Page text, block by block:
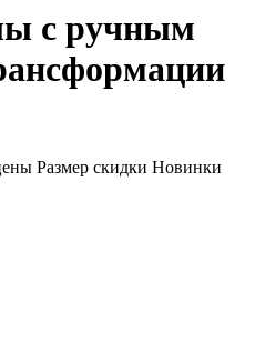
с ручным
Размер скидки Новинки